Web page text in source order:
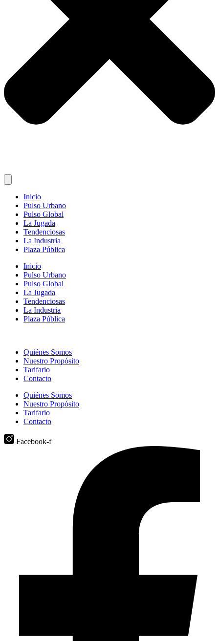
Inicio
Pulso Urbano
Pulso Global
La Jugada
Tendenciosas
La Industria
Plaza Pública
Inicio
Pulso Urbano
Pulso Global
La Jugada
Tendenciosas
La Industria
Plaza Pública
Quiénes Somos
Nuestro Propósito
Tarifario
Contacto
Quiénes Somos
Nuestro Propósito
Tarifario
Contacto
Facebook-f